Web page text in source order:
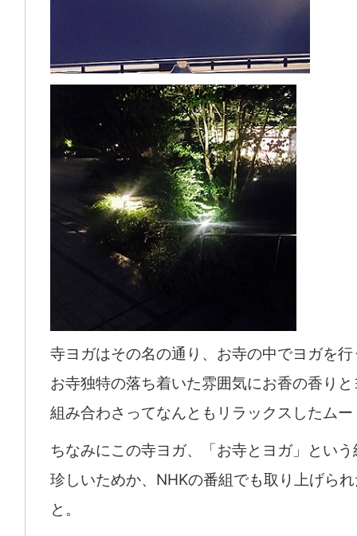
寺ヨガはその名の通り、お寺の中でヨガを
お寺独特の落ち着いた雰囲気にお香の香り
組み合わさってなんともリラックスしたム
ちなみにこの寺ヨガ、「お寺とヨガ」とい
珍しいためか、NHKの番組でも取り上げら
と。